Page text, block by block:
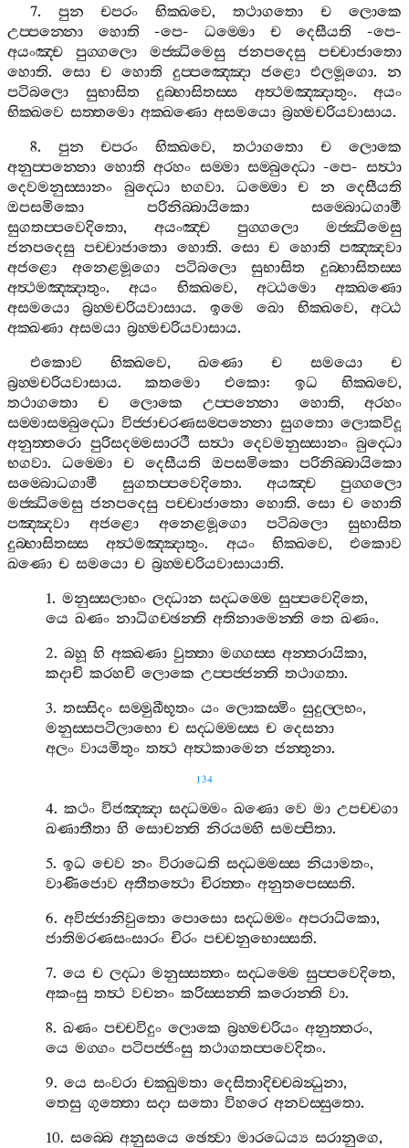
7. පුන චපරං භික‍්ඛවෙ,තථාගතො ච
ලොකෙ
උප‍්පන‍්නො
හොති -පෙ-ධම‍්මො ච දෙසීයති -පෙ-
අයංඤ‍්ච
පුග‍්ගලො මජ‍්ඣිමෙසු ජනපදෙසු
පච‍්චාජාතො
හොති. සො ච හොති දුප‍්පඤ‍්ඤො ජළො එලමූගො. න
පටිබලො
සුභාසිත දුබ‍්භාසිතස‍්ස අත්‍ථමඤ‍්ඤාතුං. අයං
භික‍්ඛවෙ සත‍්තමො අක‍්ඛණො අසමයො බ්‍රහ‍්මචරියවාසාය.
8. පුන චපරං භික‍්ඛවෙ,තථාගතො ච
ලොකෙ
අනුප‍්පන‍්නො හොති අරහං සම‍්මා සම‍්බුද‍්ධො-පෙ-සත්‍ථා
දෙවමනුස‍්සානං
බුද‍්ධො භගවා. ධම‍්මො ච න
දෙසීයති
ඔපසමිකො
පරිනිබ‍්බායිකො
සම‍්බොධගාමී
සුගතප‍්පවෙදිතො, අයංඤ‍්ච පුග‍්ගලො
මජ‍්ඣිමෙසු
ජනපදෙසු පච‍්චාජාතො හොති.සො ච හොති පඤ‍්ඤවා
අජළො
අනෙළමූගො පටිබලො සුභාසිත
දුබ‍්භාසිතස‍්ස
අත්‍ථමඤ‍්ඤාතුං.අයං භික‍්ඛවෙ, අට‍්ඨමො
අක‍්ඛණො
අසමයො
බ්‍රහ‍්මචරියවාසාය. ඉමෙ ඛො භික‍්ඛවෙ,අට‍්ඨ
අක‍්ඛණා අසමයා බ්‍රහ‍්මචරියවාසාය.
එකොව
භික‍්ඛවෙ,ඛණො ච සමයො
ච
බ්‍රහ‍්මචරියවාසාය.කතමො එකො: ඉධ භික‍්ඛවෙ,
තථාගතො
ච ලොකෙ උප‍්පන‍්නො හොති,අරහං
සම‍්මාසම‍්බුද‍්ධො විජ‍්ජාචරණසම‍්පන‍්නො සුගතො ලොකවිදූ
අනුත‍්තරො පුරිසදම‍්මසාරථී සත්‍ථා දෙවමනුස‍්සානං බුද‍්ධො
භගවා. ධම‍්මො ච දෙසීයති ඔපසමිකො
පරිනිබ‍්බායිකො
සම‍්බොධගාමී
සුගතප‍්පවෙදිතො. අයඤ‍්ච
පුග‍්ගලො
මජ‍්ඣිමෙසු ජනපදෙසු පච‍්චාජාතො හොති.සො ච හොති
පඤ‍්ඤවා
අජළො අනෙළමූගො පටිබලො
සුභාසිත
දුබ‍්භාසිතස‍්ස
අත්‍ථමඤ‍්ඤාතුං. අයං භික‍්ඛවෙ, එකොව
ඛණො ච සමයො ච බ්‍රහ‍්මචරියවාසායාති.
1.මනුස‍්සලාභං ලද‍්ධාන සද‍්ධම‍්මෙ සුප‍්පවෙදිතෙ,
යෙ ඛණං නාධිගච‍්ඡන‍්ති අතිනාමෙන‍්ති තෙ ඛණං.
2.බහූ හි අක‍්ඛණා වුත‍්තා මග‍්ගස‍්ස අන‍්තරායිකා,
කදාචි කරහචි ලොකෙ උප‍්පජ‍්ජන‍්ති තථාගතා.
3.තස‍්සිදං සම‍්මුඛීභූතං යං ලොකස‍්මිං සුදුල‍්ලභං,
මනුස‍්සපටිලාභො ච සද‍්ධම‍්මස‍්ස ච දෙසනා
අලං වායමිතුං තත්‍ථ අත්‍ථකාමෙන ජන‍්තුනා.
134
4.කථං විජඤ‍්ඤා සද‍්ධම‍්මං ඛණො වෙ මා උපච‍්චගා
ඛණාතීතා හි සොචන‍්ති නිරයම‍්හි සමප‍්පිතා.
5.ඉධ චෙව නං විරාධෙති සද‍්ධම‍්මස‍්ස නියාමතං,
වාණිජොව අතීතත්‍ථො චිරත‍්තං අනුතපෙස‍්සති.
6.අවිජ‍්ජානිවුතො පොසො සද‍්ධම‍්මං අපරාධිකො,
ජාතිමරණසංසාරං චිරං පච‍්චනුභොස‍්සති.
7.යෙ ච ලද‍්ධා මනුස‍්සත‍්තං සද‍්ධම‍්මෙ සුප‍්පවෙදිතෙ,
අකංසු තත්‍ථ වචනං කරිස‍්සන‍්ති කරොන‍්ති වා.
8.ඛණං පච‍්චවිදුං ලොකෙ බ්‍රහ‍්මචරියං අනුත‍්තරං,
යෙ මග‍්ගං පටිපජ‍්ජිංසු තථාගතප‍්පවෙදිතං.
9.යෙ සංවරා චක‍්ඛුමතා දෙසිතාදිච‍්චබන්‍ධුනා,
තෙසු ගුත‍්තො සදා සතො විහරෙ අනවස‍්සුතො.
10.සබ‍්බෙ අනුසයෙ ඡෙත්‍වා මාරධෙය්‍ය සරානුගෙ,